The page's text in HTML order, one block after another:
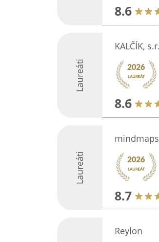
8.6
Laureáti
KALČÍK,
8.6
Laureáti
8.7
Reylon